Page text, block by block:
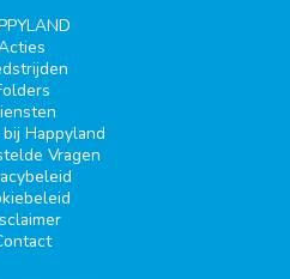
Happyland
Vragen